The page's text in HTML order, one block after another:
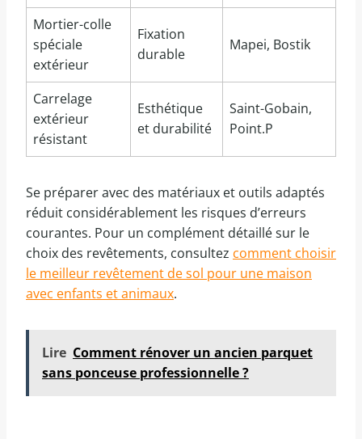
Mortier-colle
spéciale
extérieur
Fixation
durable
Mapei, Bostik
Carrelage
extérieur
résistant
Esthétique
et durabilité
Saint-Gobain,
Point.P
Se préparer avec des matériaux et outils adaptés
réduit considérablement les risques d’erreurs
courantes. Pour un complément détaillé sur le
choix des revêtements, consultez comment choisir
le meilleur revêtement de sol pour une maison
avec enfants et animaux.
Lire Comment rénover un ancien parquet
sans ponceuse professionnelle ?